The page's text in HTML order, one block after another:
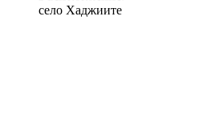
село Хаджиите